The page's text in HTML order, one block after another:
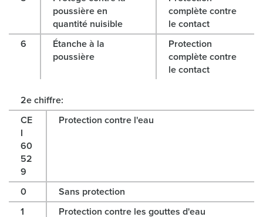
poussière en
quantité nuisible
complète contre
le contact
6
Étanche à la
poussière
Protection
complète contre
le contact
2e chiffre:
CE
60
52
9
Protection contre l'eau
0 Sans protection
1 Protection contre les gouttes d'eau